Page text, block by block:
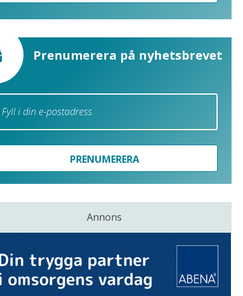
Prenumerera på nyhetsbrevet
PRENUMERERA
Annons